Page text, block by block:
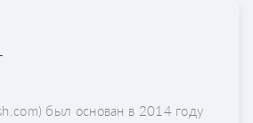
был основан в 2014 году